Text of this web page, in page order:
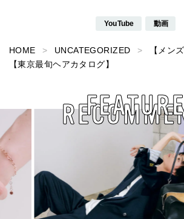
YouTube 動画
HOME UNCATEGORIZED
【メン
【東京最旬ヘアカタログ】